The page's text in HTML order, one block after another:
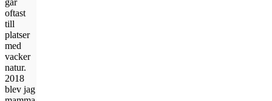
går
oftast
till
platser
med
vacker
natur.
2018
blev jag